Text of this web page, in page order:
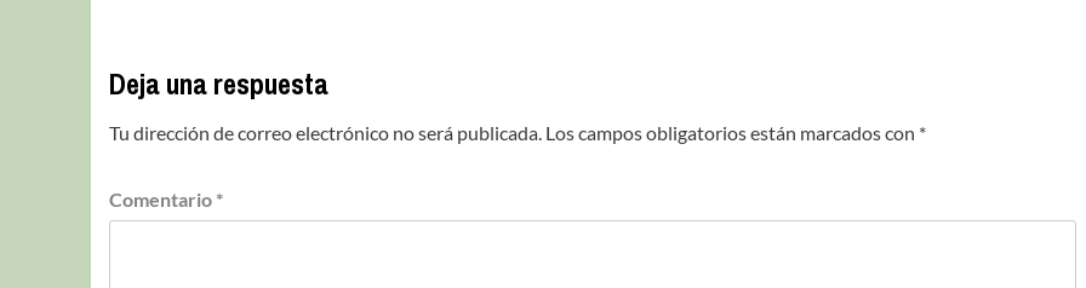
Deja una respuesta
Tu dirección de correo electrónico no será publicada. Los campos obligatorios están marcados con *
Comentario *